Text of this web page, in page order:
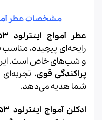
مشخصات عطر آمواج
عطر آمواج اینترلود ۵۳ من
رایحه‌ای پیچیده،
و شب‌های خاص است. این
پراکندگی قوی،
شما هدیه می‌دهد.
ادکلن آمواج اینترلود ۵۳